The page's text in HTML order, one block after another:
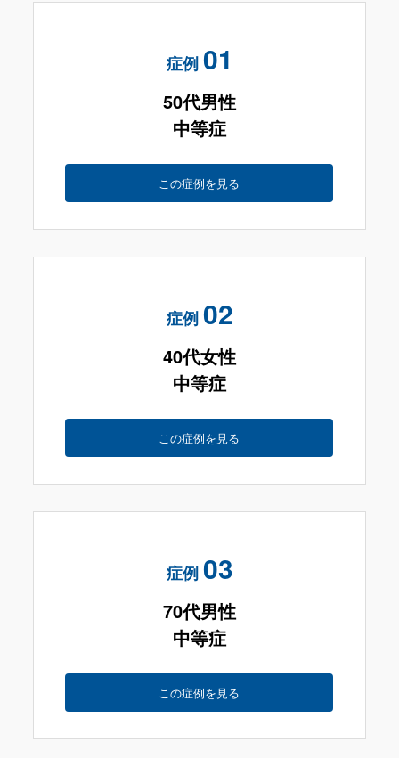
症例 01
50代男性
中等症
この症例を見る
症例 02
40代女性
中等症
この症例を見る
症例 03
70代男性
中等症
この症例を見る